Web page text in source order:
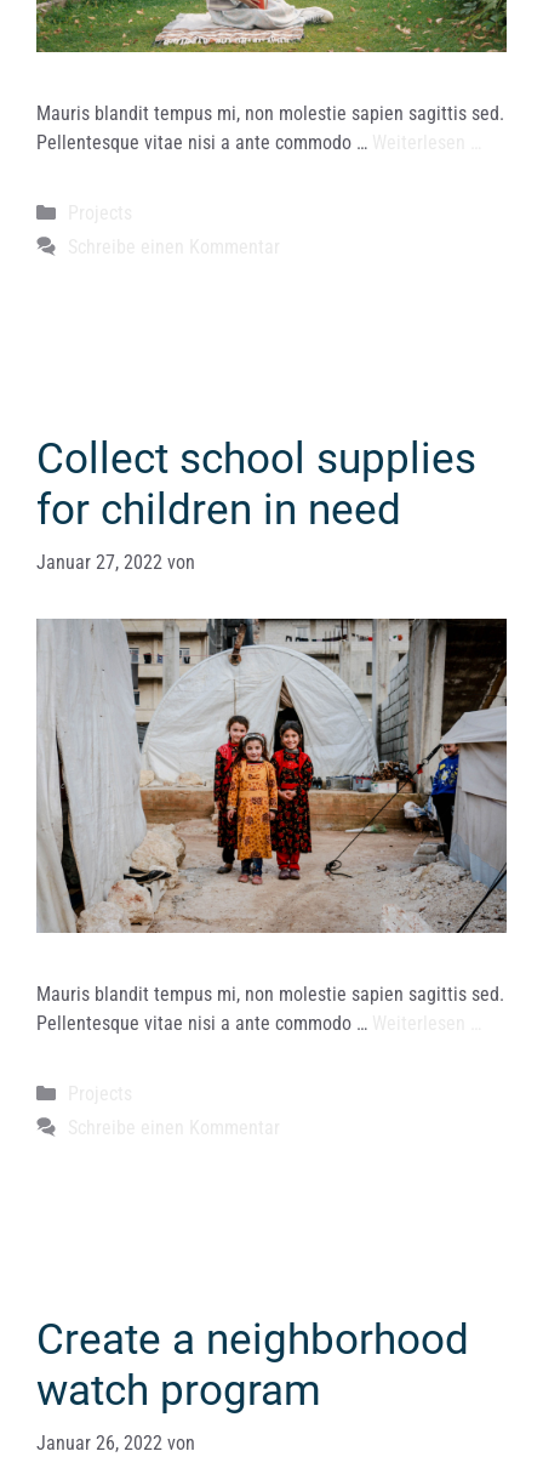
Mauris blandit tempus mi, non molestie sapien sagittis sed.
Pellentesque vitae nisi a ante commodo …
Collect school supplies
for children in need
Januar 27, 2022 von
Mauris blandit tempus mi, non molestie sapien sagittis sed.
Pellentesque vitae nisi a ante commodo …
Create a neighborhood
watch program
Januar 26, 2022 von